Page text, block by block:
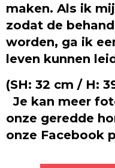
maken. Als ik
zodat de
worden, ga ik
leven kunnen
(SH: 32 cm / H:
Je kan meer
onze geredde
onze Facebook